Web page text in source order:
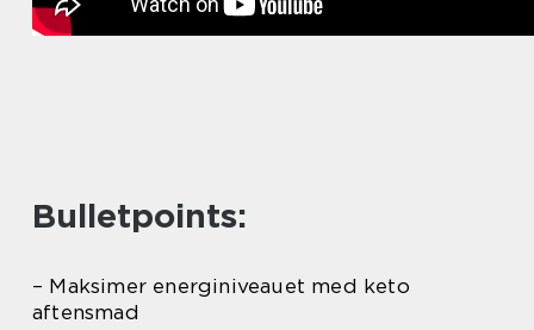
Bulletpoints:
– Maksimer energiniveauet med keto
aftensmad